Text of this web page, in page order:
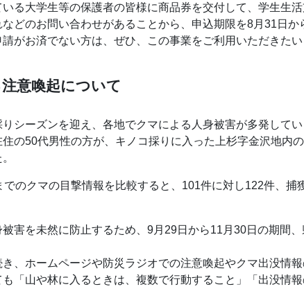
る大学生等の保護者の皆様に商品券を交付して、学生生
どのお問い合わせがあることから、申込期限を8月31日か
がお済でない方は、ぜひ、この事業をご利用いただきたい
意喚起について
シーズンを迎え、各地でクマによる人身被害が多発してい
の50代男性の方が、キノコ採りに入った上杉字金沢地内
のクマの目撃情報を比較すると、101件に対し122件、
害を未然に防止するため、9月29日から11月30日の期間
、ホームページや防災ラジオでの注意喚起やクマ出没情
「山や林に入るときは、複数で行動すること」「出没情